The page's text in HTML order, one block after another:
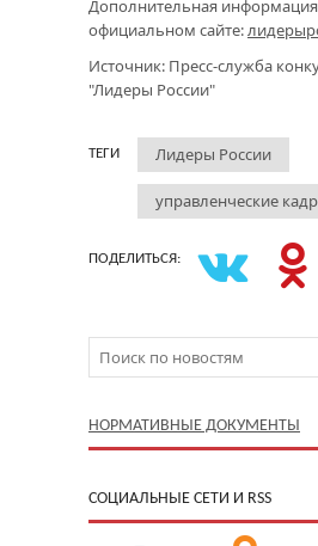
Дополнительная
официальном сайте:
Источник: Пресс-служба
"Лидеры России"
ТЕГИ Лидеры России
управленческие
ПОДЕЛИТЬСЯ:
НОРМАТИВНЫЕ ДОКУМЕНТЫ
CОЦИАЛЬНЫЕ СЕТИ И RSS